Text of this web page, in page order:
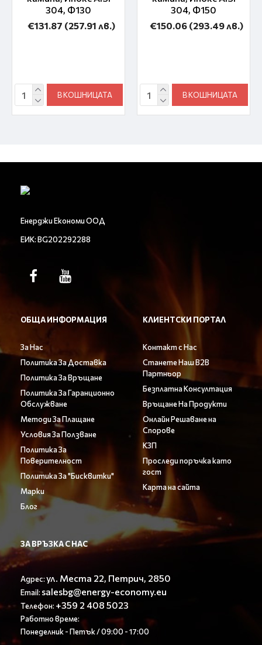
304, Ф130
€131.87 (257.91 лв.)
В КОШНИЦАТА
304, Ф150
€150.06 (293.49 лв.)
В КОШНИЦАТА
Енерджи Економи ООД
ЕИК: BG202292288
ОБЩА ИНФОРМАЦИЯ
За Нас
Политика За Доставка
Политика За Връщане
Политика За Гаранционно
Обслужване
Методи За Плащане
Условия За Ползване
Политика За
Поверителност
Политика За "Бисквитки"
Марки
Блог
КЛИЕНТСКИ ПОРТАЛ
Контакт с Нас
Станете Наш B2B
Партньор
Безплатна Консултация
Връщане На Продукти
Онлайн Решаване на
Спорове
КЗП
Проследи поръчка като
гост
Карта на сайта
ЗА ВРЪЗКА С НАС
Адрес:ул. Места 22, Петрич, 2850
Email: salesbg@energy-economy.eu
Телефон: +359 2 408 5023
Работно време:
Понеделник - Петък / 09:00 - 17:00